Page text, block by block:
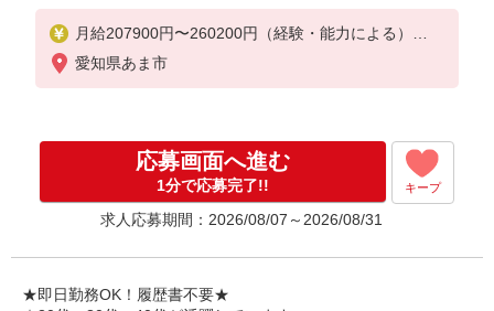
月給207900円〜260200円（経験・能力による）
資格手当（1〜6万円）賞与年2回（6月・12月・実績
最高5.4カ月分）
※残業代支給
★交通費別途支給（規定あり）
゜+゜・。○。・゜+゜・。○。・゜+゜
入社祝い金10万円支給(規定有)
お友達を紹介頂くと,
インセンティブ支給(規定有)
゜・。○。・゜+゜・。○。・゜+゜
愛知県あま市
応募画面へ進む
1分で応募完了!! キープ
求人応募期間：2026/08/07～2026/08/31
★即日勤務OK！履歴書不要★